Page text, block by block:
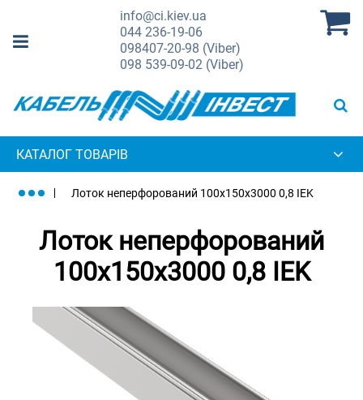
info@ci.kiev.ua
044236-19-06
098407-20-98 (Viber)
098 539-09-02 (Viber)
КАТАЛОГ ТОВАРІВ
Лоток неперфорований 100x150x3000 0,8 IEK
Лоток неперфорований
100x150x3000 0,8 IEK